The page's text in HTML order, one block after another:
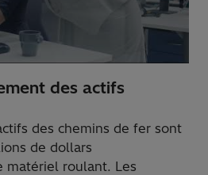
des actifs
des chemins de fer sont
de dollars
matériel roulant. Les